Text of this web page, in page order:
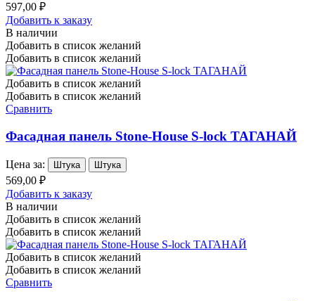
597,00 ₽
Добавить к заказу
В наличии
Добавить в список желаний
Добавить в список желаний
Добавить в список желаний
Добавить в список желаний
Сравнить
Фасадная панель Stone-House S-lock ТАГАНАЙ
Цена за: Штука Штука
569,00 ₽
Добавить к заказу
В наличии
Добавить в список желаний
Добавить в список желаний
Добавить в список желаний
Добавить в список желаний
Сравнить